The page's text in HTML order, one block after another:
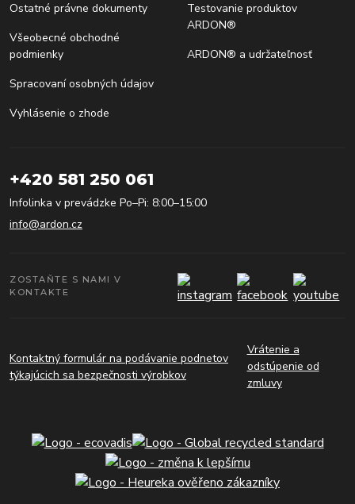
Ostatné právne dokumenty
Všeobecné obchodné
podmienky
Spracovaní osobných údajov
Vyhlásenie o zhode
Testovanie produktov
ARDON®
ARDON® a udržateľnosť
+420 581 250 061
Infolinka v prevádzke Po–Pi: 8:00–15:00
info@ardon.cz
ZOSTAŇTE S NAMI V
KONTAKTE
Kontaktný formulár na podávanie podnetov
týkajúcich sa bezpečnosti výrobkov
Vrátenie a
odstúpenie od
zmluvy